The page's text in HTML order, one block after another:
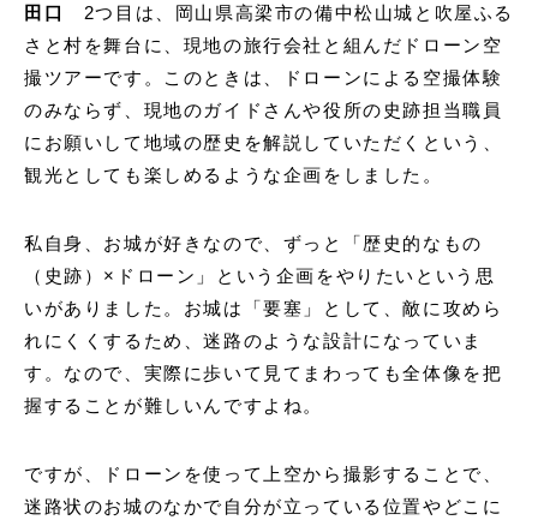
田口
2つ目は、岡山県高梁市の備中松山城と吹屋ふる
さと村を舞台に、現地の旅行会社と組んだドローン空
撮ツアーです。このときは、ドローンによる空撮体験
のみならず、現地のガイドさんや役所の史跡担当職員
にお願いして地域の歴史を解説していただくという、
観光としても楽しめるような企画をしました。
私自身、お城が好きなので、ずっと「歴史的なもの
（史跡）×ドローン」という企画をやりたいという思
いがありました。お城は「要塞」として、敵に攻めら
れにくくするため、迷路のような設計になっていま
す。なので、実際に歩いて見てまわっても全体像を把
握することが難しいんですよね。
ですが、ドローンを使って上空から撮影することで、
迷路状のお城のなかで自分が立っている位置やどこに